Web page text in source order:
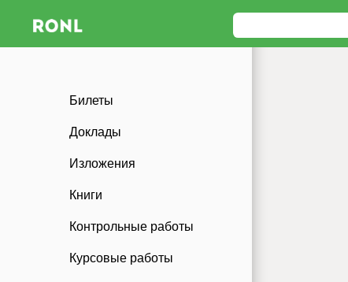
Билеты
Доклады
Изложения
Книги
Контрольные работы
Курсовые работы